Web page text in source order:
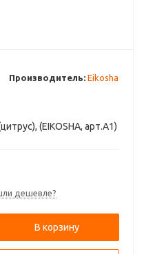
Производитель: Eikosha
(EIKOSHA, арт.A1)
дешевле?
В корзину